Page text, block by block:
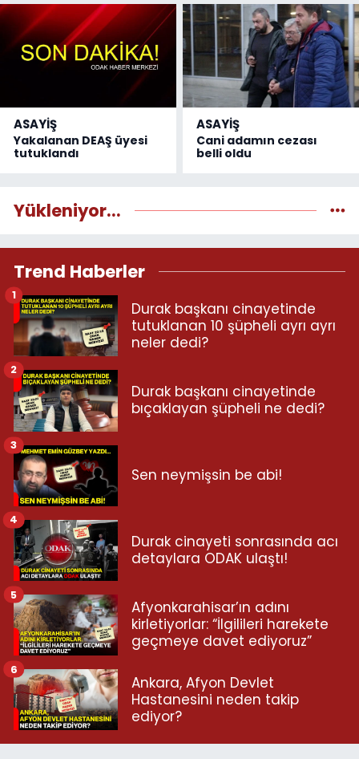
ASAYİŞ
Yakalanan DEAŞ üyesi
tutuklandı
ASAYİŞ
Cani adamın cezası
belli oldu
Yükleniyor...
Trend Haberler
Durak başkanı cinayetinde
tutuklanan 10 şüpheli ayrı ayrı
neler dedi?
1
Durak başkanı cinayetinde
bıçaklayan şüpheli ne dedi?
2
Sen neymişsin be abi!
3
Durak cinayeti sonrasında acı
detaylara ODAK ulaştı!
4
Afyonkarahisar’ın adını
kirletiyorlar: “İlgilileri harekete
geçmeye davet ediyoruz”
5
Ankara, Afyon Devlet
Hastanesini neden takip
ediyor?
6